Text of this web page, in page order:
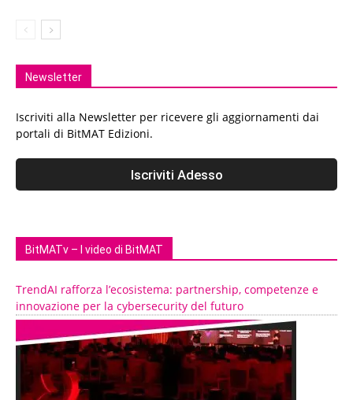
Newsletter
Iscriviti alla Newsletter per ricevere gli aggiornamenti dai
portali di BitMAT Edizioni.
BitMATv – I video di BitMAT
TrendAI rafforza l’ecosistema: partnership, competenze e
innovazione per la cybersecurity del futuro